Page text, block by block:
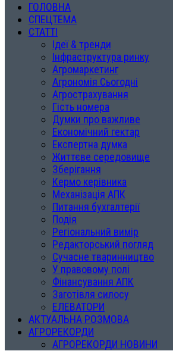
ГОЛОВНА
СПЕЦТЕМА
СТАТТІ
Ідеї & тренди
Інфраструктура ринку
Агромаркетинг
Агрономія Сьогодні
Агрострахування
Гість номера
Думки про важливе
Економічний гектар
Експертна думка
Життєве середовище
Зберігання
Кермо керівника
Механізація АПК
Питання бухгалтерії
Подія
Регіональний вимір
Редакторський погляд
Сучасне тваринництво
У правовому полі
Фінансування АПК
Заготівля силосу
ЕЛЕВАТОРИ
АКТУАЛЬНА РОЗМОВА
АГРОРЕКОРДИ
АГРОРЕКОРДИ НОВИНИ